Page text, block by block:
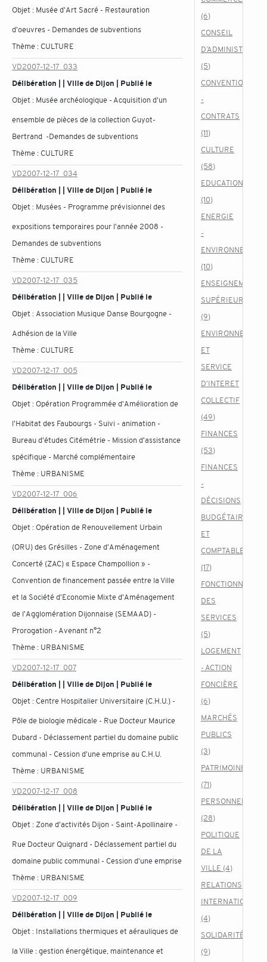
Objet : Musée d'Art Sacré - Restauration
d'oeuvres - Demandes de subventions
Thème : CULTURE
VD2007-12-17_033
Délibération | | Ville de Dijon | Publié le
Objet : Musée archéologique - Acquisition d'un
ensemble de pièces de la collection Guyot-
Bertrand -Demandes de subventions
Thème : CULTURE
VD2007-12-17_034
Délibération | | Ville de Dijon | Publié le
Objet : Musées - Programme prévisionnel des
expositions temporaires pour l'année 2008 -
Demandes de subventions
Thème : CULTURE
VD2007-12-17_035
Délibération | | Ville de Dijon | Publié le
Objet : Association Musique Danse Bourgogne -
Adhésion de la Ville
Thème : CULTURE
VD2007-12-17_005
Délibération | | Ville de Dijon | Publié le
Objet : Opération Programmée d'Amélioration de
l'Habitat des Faubourgs - Suivi - animation -
Bureau d'études Citémétrie - Mission d'assistance
spécifique - Marché complémentaire
Thème : URBANISME
VD2007-12-17_006
Délibération | | Ville de Dijon | Publié le
Objet : Opération de Renouvellement Urbain
(ORU) des Grésilles - Zone d'Aménagement
Concerté (ZAC) « Espace Champollion » -
Convention de financement passée entre la Ville
et la Société d'Economie Mixte d'Aménagement
de l'Agglomération Dijonnaise (SEMAAD) -
Prorogation - Avenant n°2
Thème : URBANISME
VD2007-12-17_007
Délibération | | Ville de Dijon | Publié le
Objet : Centre Hospitalier Universitaire (C.H.U.) -
Pôle de biologie médicale - Rue Docteur Maurice
Dubard - Déclassement partiel du domaine public
communal - Cession d'une emprise au C.H.U.
Thème : URBANISME
VD2007-12-17_008
Délibération | | Ville de Dijon | Publié le
Objet : Zone d'activités Dijon - Saint-Apollinaire -
Rue Docteur Quignard - Déclassement partiel du
domaine public communal - Cession d'une emprise
Thème : URBANISME
VD2007-12-17_009
Délibération | | Ville de Dijon | Publié le
Objet : Installations thermiques et aérauliques de
la Ville : gestion énergétique, maintenance et
(6)
CONSEIL
(5)
CONVENTIONS
-
CONTRATS
(11)
CULTURE
(58)
EDUCATION
(10)
ENERGIE
-
ENVIRONNEMENT
(10)
ENSEIGNEMENT
SUPÉRIEUR
(9)
ENVIRONNEMENT
ET
SERVICE
D'INTERET
COLLECTIF
(49)
FINANCES
(53)
FINANCES
-
DÉCISIONS
BUDGÉTAIRES
ET
COMPTABLES
(17)
DES
SERVICES
(5)
LOGEMENT
- ACTION
FONCIÈRE
(6)
MARCHÉS
PUBLICS
(3)
PATRIMOINE
(71)
PERSONNEL
(28)
POLITIQUE
DE LA
VILLE (4)
RELATIONS
(4)
SOLIDARITÉ
(9)